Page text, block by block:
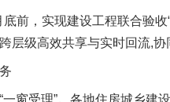
，实现建设工程联合验收“
层级高效共享与实时回流,
受理”。各地住房城乡建